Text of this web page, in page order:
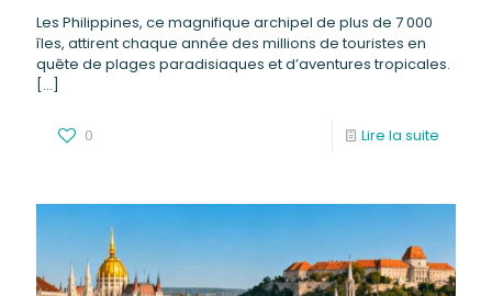
Les Philippines, ce magnifique archipel de plus de 7 000
îles, attirent chaque année des millions de touristes en
quête de plages paradisiaques et d’aventures tropicales.
[…]
0 Lire la suite